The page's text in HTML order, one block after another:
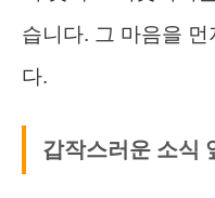
습니다. 그 마음을
다.
갑작스러운 소식